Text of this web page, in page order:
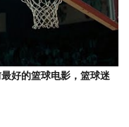
好的篮球电影，篮球迷